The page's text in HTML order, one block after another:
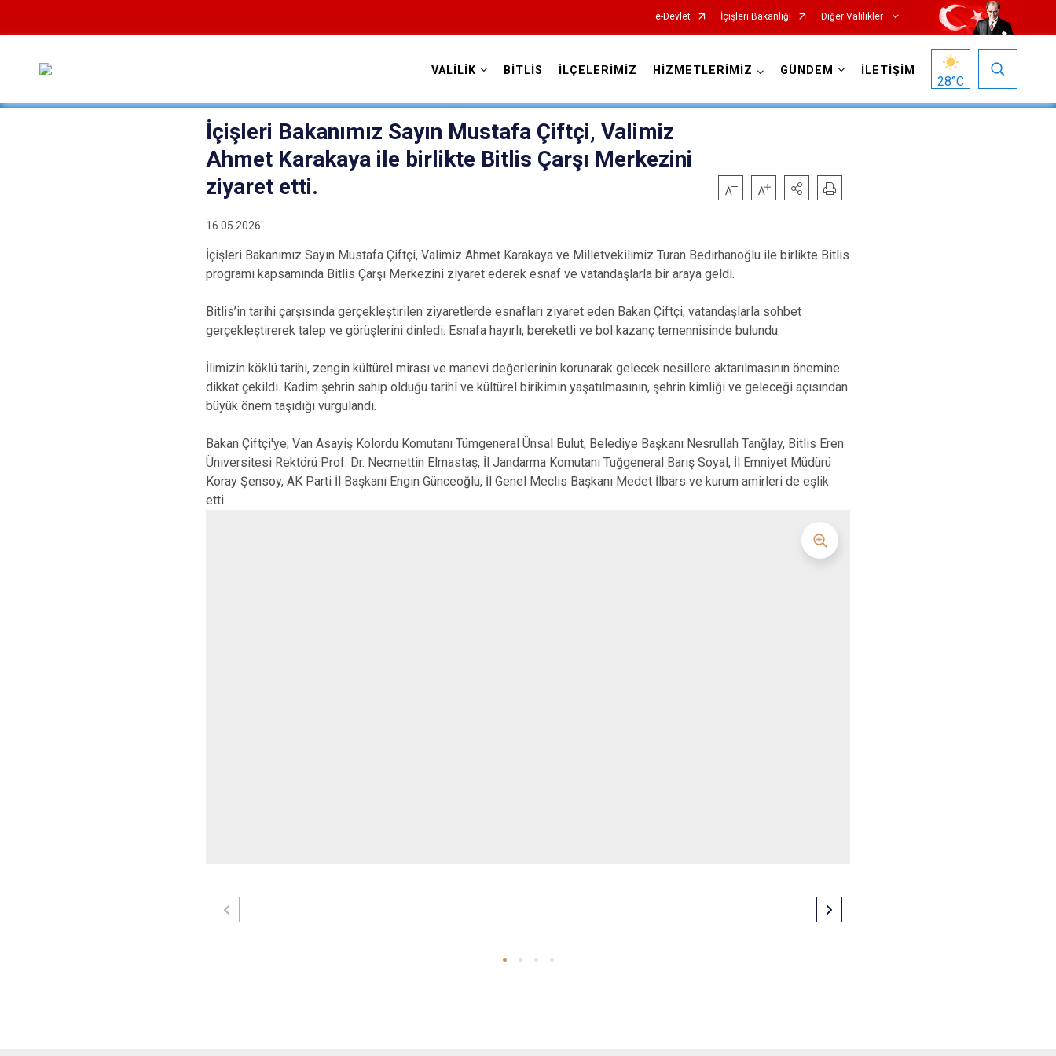
e-Devlet İçişleri Bakanlığı Diğer Valilikler
VALİLİK BİTLİS İLÇELERİMİZ HİZMETLERİMİZ GÜNDEM İLETİŞİM
28°C
İçişleri Bakanımız Sayın Mustafa Çiftçi, Valimiz
Ahmet Karakaya ile birlikte Bitlis Çarşı Merkezini
ziyaret etti.
16.05.2026
İçişleri Bakanımız Sayın Mustafa Çiftçi, Valimiz Ahmet Karakaya ve Milletvekilimiz Turan Bedirhanoğlu ile birlikte Bitlis
programı kapsamında Bitlis Çarşı Merkezini ziyaret ederek esnaf ve vatandaşlarla bir araya geldi.
Bitlis’in tarihi çarşısında gerçekleştirilen ziyaretlerde esnafları ziyaret eden Bakan Çiftçi, vatandaşlarla sohbet
gerçekleştirerek talep ve görüşlerini dinledi. Esnafa hayırlı, bereketli ve bol kazanç temennisinde bulundu.
İlimizin köklü tarihi, zengin kültürel mirası ve manevi değerlerinin korunarak gelecek nesillere aktarılmasının önemine
dikkat çekildi. Kadim şehrin sahip olduğu tarihî ve kültürel birikimin yaşatılmasının, şehrin kimliği ve geleceği açısından
büyük önem taşıdığı vurgulandı.
Bakan Çiftçi'ye; Van Asayiş Kolordu Komutanı Tümgeneral Ünsal Bulut, Belediye Başkanı Nesrullah Tanğlay, Bitlis Eren
Üniversitesi Rektörü Prof. Dr. Necmettin Elmastaş, İl Jandarma Komutanı Tuğgeneral Barış Soyal, İl Emniyet Müdürü
Koray Şensoy, AK Parti İl Başkanı Engin Günceoğlu, İl Genel Meclis Başkanı Medet İlbars ve kurum amirleri de eşlik
etti.